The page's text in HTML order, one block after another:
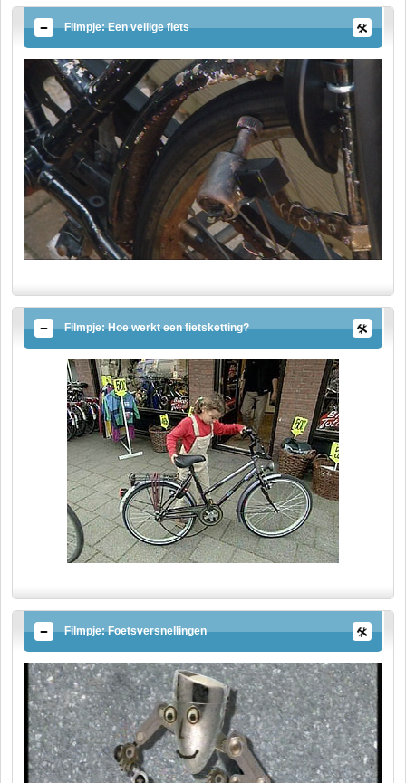
Filmpje: Een veilige fiets
Filmpje: Hoe werkt een fietsketting?
Filmpje: Foetsversnellingen